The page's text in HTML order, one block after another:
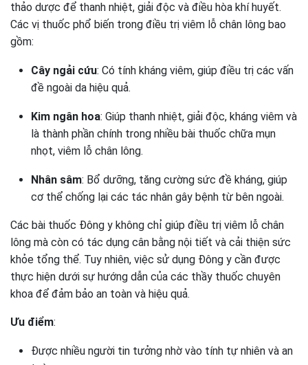
thảo dược để thanh nhiệt, giải độc và điều hòa khí huyết.
Các vị thuốc phổ biến trong điều trị viêm lỗ chân lông bao
gồm:
Cây ngải cứu: Có tính kháng viêm, giúp điều trị các vấn
đề ngoài da hiệu quả.
Kim ngân hoa: Giúp thanh nhiệt, giải độc, kháng viêm và
là thành phần chính trong nhiều bài thuốc chữa mụn
nhọt, viêm lỗ chân lông.
Nhân sâm: Bổ dưỡng, tăng cường sức đề kháng, giúp
cơ thể chống lại các tác nhân gây bệnh từ bên ngoài.
Các bài thuốc Đông y không chỉ giúp điều trị viêm lỗ chân
lông mà còn có tác dụng cân bằng nội tiết và cải thiện sức
khỏe tổng thể. Tuy nhiên, việc sử dụng Đông y cần được
thực hiện dưới sự hướng dẫn của các thầy thuốc chuyên
khoa để đảm bảo an toàn và hiệu quả.
Ưu điểm:
Được nhiều người tin tưởng nhờ vào tính tự nhiên và an